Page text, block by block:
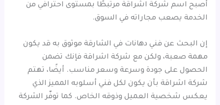
أصبح اسم شركة اشراقة مرتبطًا بمستوى احترافي من
الخدمة يصعب مجاراته في السوق.
إن البحث عن فني دهانات في الشارقة موثوق به قد يكون
مهمة صعبة، ولكن مع شركة اشراقة فإنك تضمن
الحصول على جودة وسرعة وسعر مناسب. أيضًا، تهتم
شركة اشراقة بأن يكون لكل فني أسلوبه المميز الذي
يعكس شخصية العميل وذوقه الخاص. كما توفّر الشركة